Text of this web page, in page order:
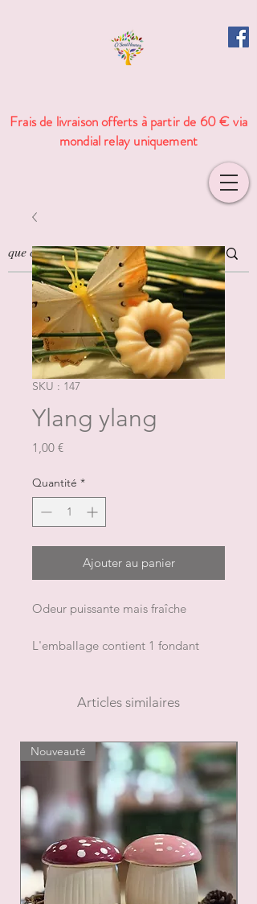
Frais de livraison offerts à partir de 60 € via
mondial relay uniquement
SKU : 147
Ylang ylang
1,00 €Prix
Quantité *
Ajouter au panier
Odeur puissante mais fraîche
L'emballage contient 1 fondant
varier
Articles similaires
Nouveauté